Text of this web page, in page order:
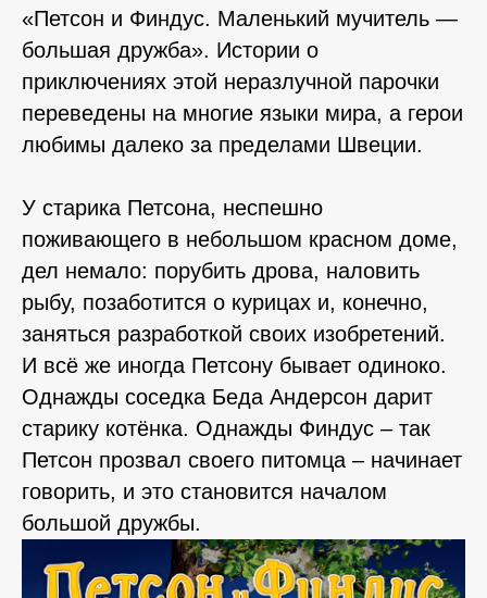
«Петсон и Финдус. Маленький мучитель —
большая дружба». Истории о
приключениях этой неразлучной парочки
переведены на многие языки мира, а герои
любимы далеко за пределами Швеции.
У старика Петсона, неспешно
поживающего в небольшом красном доме,
дел немало: порубить дрова, наловить
рыбу, позаботится о курицах и, конечно,
заняться разработкой своих изобретений.
И всё же иногда Петсону бывает одиноко.
Однажды соседка Беда Андерсон дарит
старику котёнка. Однажды Финдус – так
Петсон прозвал своего питомца – начинает
говорить, и это становится началом
большой дружбы.